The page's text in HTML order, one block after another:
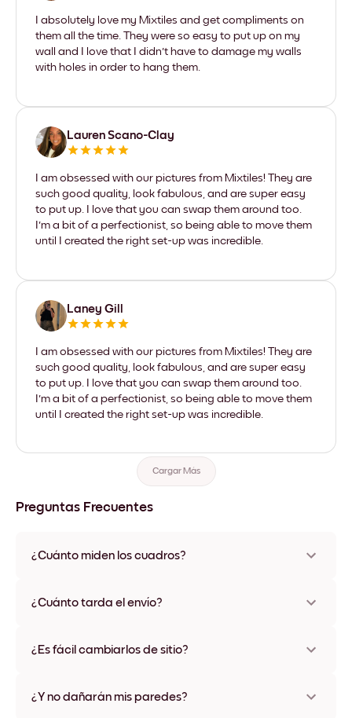
I absolutely love my Mixtiles and get compliments on
them all the time. They were so easy to put up on my
wall and I love that I didn't have to damage my walls
with holes in order to hang them.
Lauren Scano-Clay
I am obsessed with our pictures from Mixtiles! They are
such good quality, look fabulous, and are super easy
to put up. I love that you can swap them around too.
I'm a bit of a perfectionist, so being able to move them
until I created the right set-up was incredible.
Laney Gill
I am obsessed with our pictures from Mixtiles! They are
such good quality, look fabulous, and are super easy
to put up. I love that you can swap them around too.
I'm a bit of a perfectionist, so being able to move them
until I created the right set-up was incredible.
Cargar Más
Preguntas Frecuentes
¿Cuánto miden los cuadros?
varios materiales y colores de marco, incluidas opciones sin
¿Cuánto tarda el envío?
disponibles en algunos países. Te enviaremos un número de
¿Es fácil cambiarlos de sitio?
ningún daño
¿Y no dañarán mis paredes?